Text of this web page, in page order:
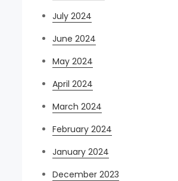
July 2024
June 2024
May 2024
April 2024
March 2024
February 2024
January 2024
December 2023